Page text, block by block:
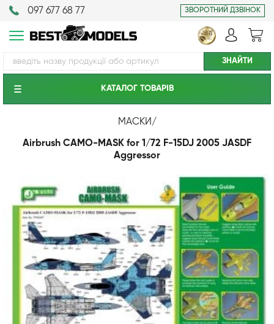
097 677 68 77 ЗВОРОТНИЙ ДЗВІНОК
КАТАЛОГ ТОВАРIВ
МАСКИ/
Airbrush CAMO-MASK for 1/72 F-15DJ 2005 JASDF
Aggressor